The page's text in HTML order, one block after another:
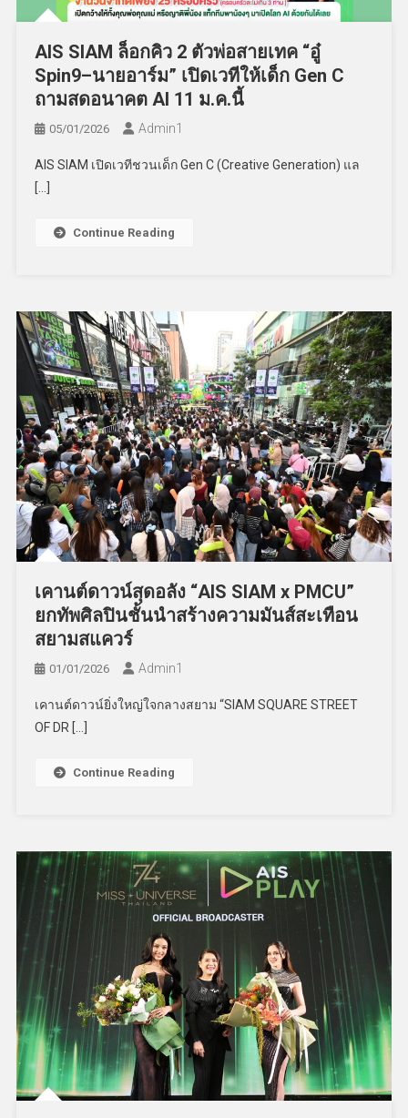
AIS SIAM ล็อกคิว 2 ตัวพ่อสายเทค “อู๋
Spin9–นายอาร์ม” เปิดเวทีให้เด็ก Gen C
ถามสดอนาคต AI 11 ม.ค.นี้
05/01/2026 Admin​1
AIS SIAM เปิดเวทีชวนเด็ก Gen C (Creative Generation) แล
[…]
Continue Reading
เคานต์ดาวน์สุดอลัง “AIS SIAM x PMCU”
ยกทัพศิลปินชั้นนำสร้างความมันส์สะเทือน
สยามสแควร์
01/01/2026 Admin​1
เคานต์ดาวน์ยิ่งใหญ่ใจกลางสยาม “SIAM SQUARE STREET
OF DR […]
Continue Reading